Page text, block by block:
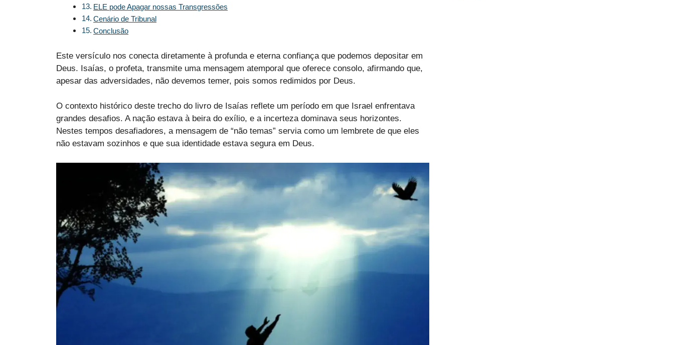
ELE pode Apagar nossas Transgressões
Cenário de Tribunal
Conclusão
Este versículo nos conecta diretamente à profunda e eterna confiança que podemos depositar em
Deus. Isaías, o profeta, transmite uma mensagem atemporal que oferece consolo, afirmando que,
apesar das adversidades, não devemos temer, pois somos redimidos por Deus.
O contexto histórico deste trecho do livro de Isaías reflete um período em que Israel enfrentava
grandes desafios. A nação estava à beira do exílio, e a incerteza dominava seus horizontes.
Nestes tempos desafiadores, a mensagem de “não temas” servia como um lembrete de que eles
não estavam sozinhos e que sua identidade estava segura em Deus.